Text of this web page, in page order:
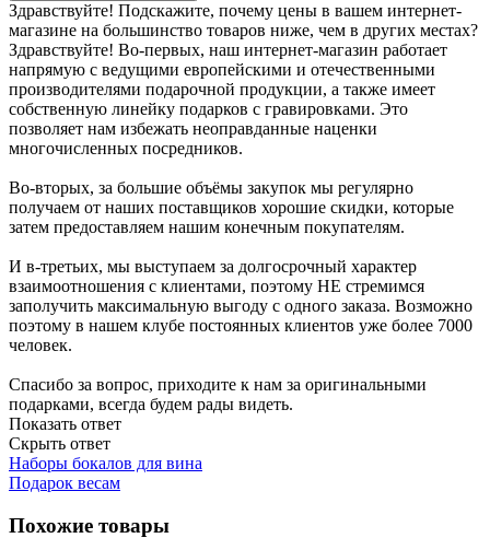
Здравствуйте! Подскажите, почему цены в вашем интернет-
магазине на большинство товаров ниже, чем в других местах?
Здравствуйте! Во-первых, наш интернет-магазин работает
напрямую с ведущими европейскими и отечественными
производителями подарочной продукции, а также имеет
собственную линейку подарков с гравировками. Это
позволяет нам избежать неоправданные наценки
многочисленных посредников.
Во-вторых, за большие объёмы закупок мы регулярно
получаем от наших поставщиков хорошие скидки, которые
затем предоставляем нашим конечным покупателям.
И в-третьих, мы выступаем за долгосрочный характер
взаимоотношения с клиентами, поэтому НЕ стремимся
заполучить максимальную выгоду с одного заказа. Возможно
поэтому в нашем клубе постоянных клиентов уже более 7000
человек.
Спасибо за вопрос, приходите к нам за оригинальными
подарками, всегда будем рады видеть.
Показать ответ
Скрыть ответ
Наборы бокалов для вина
Подарок весам
Похожие товары